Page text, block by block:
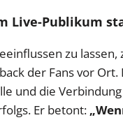
Live-Publikum
zu
der Fans vor
und die
Er betont: